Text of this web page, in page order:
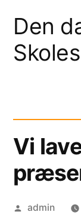
content
Den
Vi
Posted
admin